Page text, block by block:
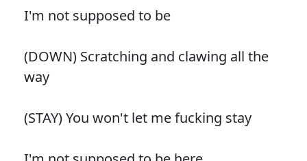
I'm not supposed to be
(DOWN) Scratching and clawing all the
way
(STAY) You won't let me fucking stay